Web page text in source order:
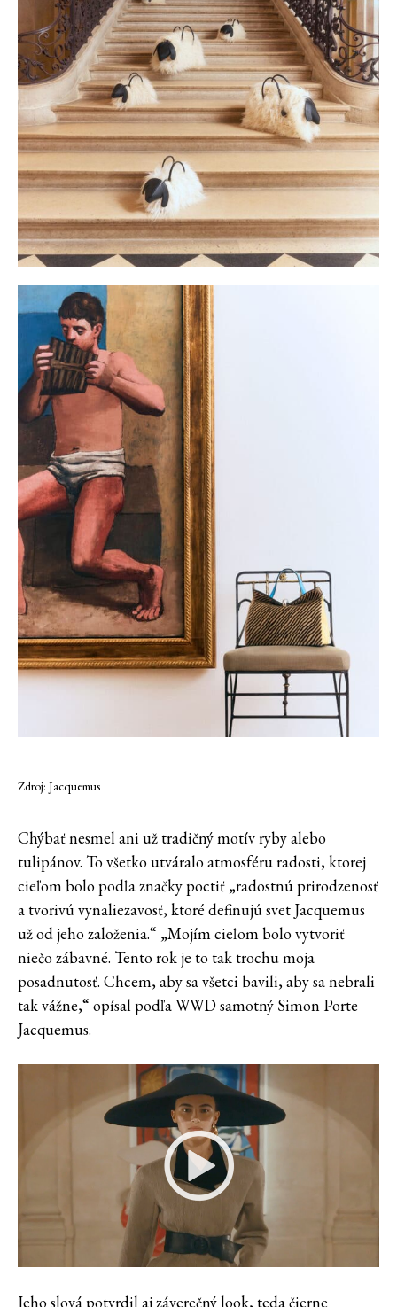
Zdroj: Jacquemus
Chýbať nesmel ani už tradičný motív ryby alebo
tulipánov. To všetko utváralo atmosféru radosti, ktorej
cieľom bolo podľa značky poctiť „radostnú prirodzenosť
a tvorivú vynaliezavosť, ktoré definujú svet Jacquemus
už od jeho založenia.“ „Mojím cieľom bolo vytvoriť
niečo zábavné. Tento rok je to tak trochu moja
posadnutosť. Chcem, aby sa všetci bavili, aby sa nebrali
tak vážne,“ opísal podľa WWD samotný Simon Porte
Jacquemus.
Jeho slová potvrdil aj záverečný look, teda čierne